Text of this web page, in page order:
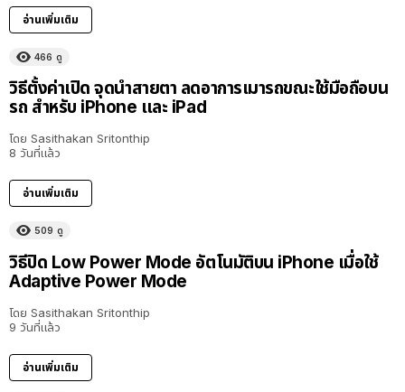
อ่านเพิ่มเติม
466 ดู
วิธีตั้งค่าเปิด จุดนำสายตา ลดอาการเมารถขณะใช้มือถือบน
รถ สำหรับ iPhone และ iPad
โดย Sasithakan Sritonthip
8 วันที่แล้ว
อ่านเพิ่มเติม
509 ดู
วิธีปิด Low Power Mode อัตโนมัติบน iPhone เมื่อใช้
Adaptive Power Mode
โดย Sasithakan Sritonthip
9 วันที่แล้ว
อ่านเพิ่มเติม